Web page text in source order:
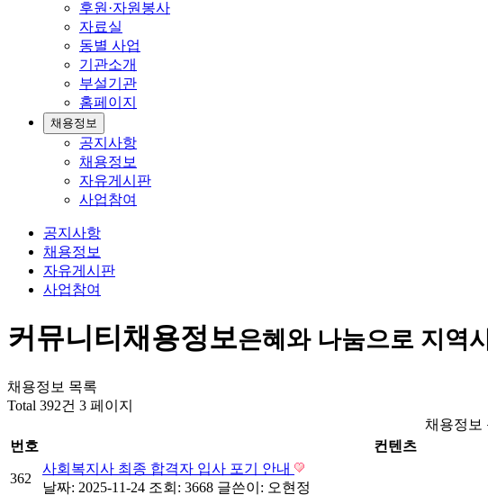
후원·자원봉사
자료실
동별 사업
기관소개
부설기관
홈페이지
채용정보
공지사항
채용정보
자유게시판
사업참여
공지사항
채용정보
자유게시판
사업참여
커뮤니티채용정보은혜와 나눔으로 지역
채용정보 목록
Total 392건 3 페이지
채용정보
번호
컨텐츠
362
사회복지사 최종 합격자 입사 포기 안내
날짜: 2025-11-24 조회: 3668 글쓴이: 오현정